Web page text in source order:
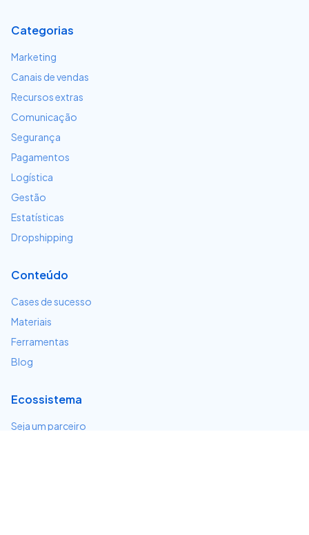
Categorias
Marketing
Canais de vendas
Recursos extras
Comunicação
Segurança
Pagamentos
Logística
Gestão
Estatísticas
Dropshipping
Conteúdo
Cases de sucesso
Materiais
Ferramentas
Blog
Ecossistema
Seja um parceiro